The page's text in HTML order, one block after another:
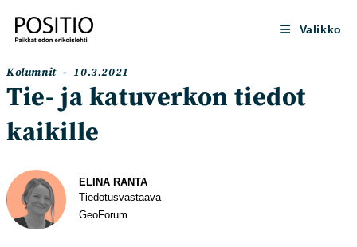
suoraan
sisältöön
Valikko
Artikkelin
kategoria:
Kolumnit
Artikkeli
julkaistu:
10.3.2021
Tie- ja katuverkon tiedot
kaikille
Kirjoittaja
ELINA RANTA
Tiedotus­vastaava
GeoForum